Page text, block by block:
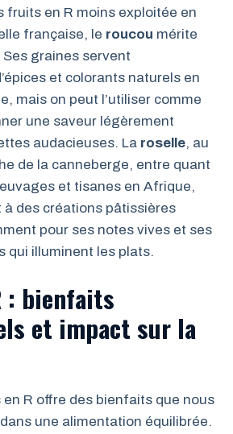
fruits en R moins exploitée en
française, le roucou mérite
Ses graines servent
et colorants naturels en
mais on peut l’utiliser comme
une saveur légèrement
audacieuses. La roselle, au
de la canneberge, entre quant
et tisanes en Afrique,
des créations pâtissières
pour ses notes vives et ses
qui illuminent les plats.
: bienfaits
et impact sur la
R offre des bienfaits que nous
une alimentation équilibrée.